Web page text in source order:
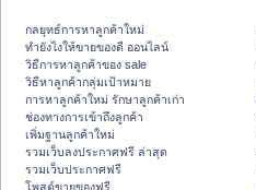
กลยุทธ์การหาลูกค้าใหม่
ทํายังไงให้ขายของดี ออนไลน์
วิธีการหาลูกค้าของ sale
วิธีหาลูกค้ากลุ่มเป้าหมาย
การหาลูกค้าใหม่ รักษาลูกค้าเก่า
ช่องทางการเข้าถึงลูกค้า
เพิ่มฐานลูกค้าใหม่
รวมเว็บลงประกาศฟรี ล่าสุด
รวมเว็บประกาศฟรี
โพสต์ขายของฟรี